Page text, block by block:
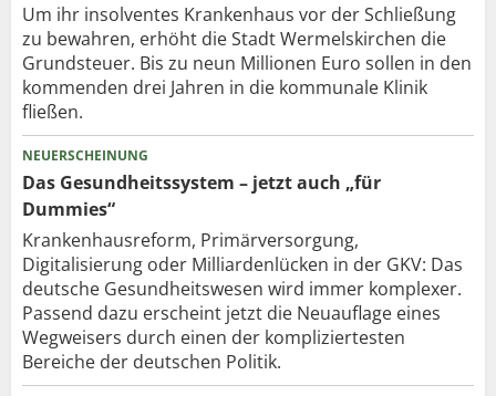
Um ihr insolventes Krankenhaus vor der Schließung
zu bewahren, erhöht die Stadt Wermelskirchen die
Grundsteuer. Bis zu neun Millionen Euro sollen in den
kommenden drei Jahren in die kommunale Klinik
fließen.
NEUERSCHEINUNG
Das Gesundheitssystem – jetzt auch „für
Dummies“
Krankenhausreform, Primärversorgung,
Digitalisierung oder Milliardenlücken in der GKV: Das
deutsche Gesundheitswesen wird immer komplexer.
Passend dazu erscheint jetzt die Neuauflage eines
Wegweisers durch einen der kompliziertesten
Bereiche der deutschen Politik.